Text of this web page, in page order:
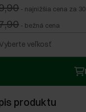
- najnižšia cena za
- bežná cena
Vyberte veľkosť
produktu